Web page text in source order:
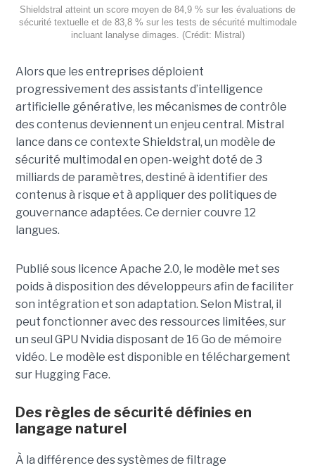
Shieldstral atteint un score moyen de 84,9 % sur les évaluations de
sécurité textuelle et de 83,8 % sur les tests de sécurité multimodale
incluant lanalyse dimages. (Crédit: Mistral)
Alors que les entreprises déploient
progressivement des assistants d’intelligence
artificielle générative, les mécanismes de contrôle
des contenus deviennent un enjeu central. Mistral
lance dans ce contexte Shieldstral, un modèle de
sécurité multimodal en open-weight doté de 3
milliards de paramètres, destiné à identifier des
contenus à risque et à appliquer des politiques de
gouvernance adaptées. Ce derniercouvre 12
langues.
Publié sous licence Apache 2.0, le modèle met ses
poids à disposition des développeurs afin de faciliter
son intégration et son adaptation. Selon Mistral, il
peut fonctionner avec des ressources limitées, sur
un seul GPU Nvidia disposant de 16 Go de mémoire
vidéo. Le modèle est disponible en téléchargement
sur Hugging Face.
Des règles de sécurité définies en
langage naturel
À la différence des systèmes de filtrage